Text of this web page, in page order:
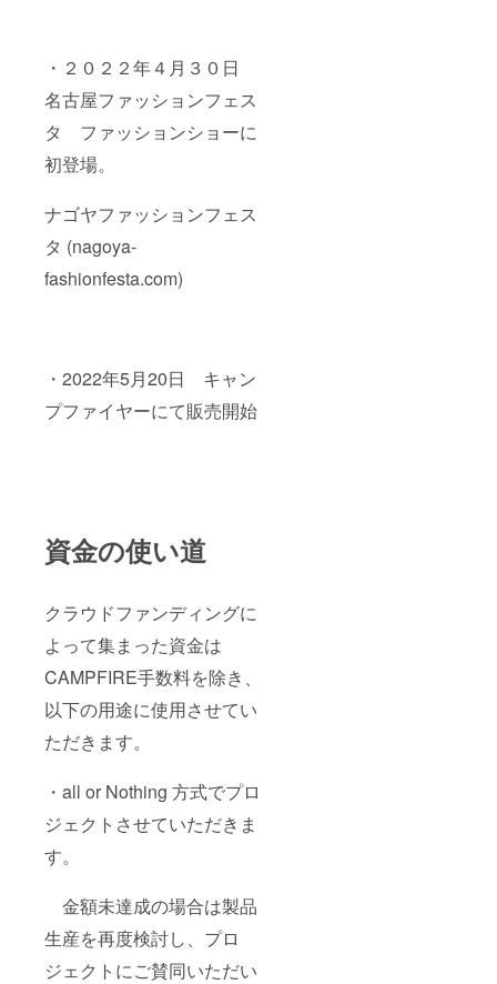
・２０２２年４月３０日
名古屋ファッションフェス
タ ファッションショーに
初登場。
ナゴヤファッションフェス
タ (nagoya-
fashionfesta.com)
・2022年5月20日 キャン
プファイヤーにて販売開始
資金の使い道
クラウドファンディングに
よって集まった資金は
CAMPFIRE手数料を除き、
以下の用途に使用させてい
ただきます。
・all or Nothing 方式でプロ
ジェクトさせていただきま
す。
金額未達成の場合は製品
生産を再度検討し、プロ
ジェクトにご賛同いただい